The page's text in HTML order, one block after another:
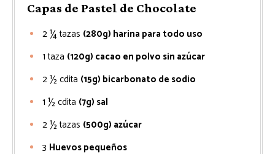
Capas de Pastel de Chocolate
2 ¼tazas (280g) harina para todo uso
1 taza (120g) cacao en polvo sin azúcar
2 ½cdita (15g) bicarbonato de sodio
1 ½cdita (7g) sal
2 ½tazas (500g) azúcar
3 Huevos pequeños